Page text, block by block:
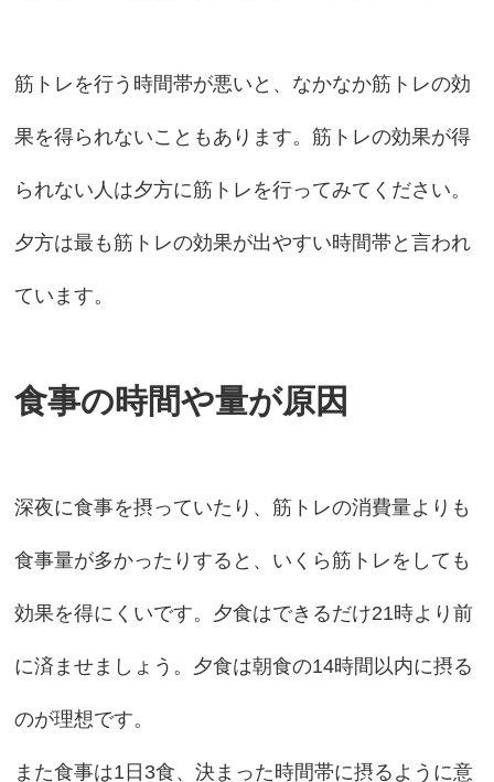
筋トレを行う時間帯が悪いと、なかなか筋トレの効
果を得られないこともあります。筋トレの効果が得
られない人は夕方に筋トレを行ってみてください。
夕方は最も筋トレの効果が出やすい時間帯と言われ
ています。
食事の時間や量が原因
深夜に食事を摂っていたり、筋トレの消費量よりも
食事量が多かったりすると、いくら筋トレをしても
効果を得にくいです。夕食はできるだけ21時より前
に済ませましょう。夕食は朝食の14時間以内に摂る
のが理想です。
また食事は1日3食、決まった時間帯に摂るように意